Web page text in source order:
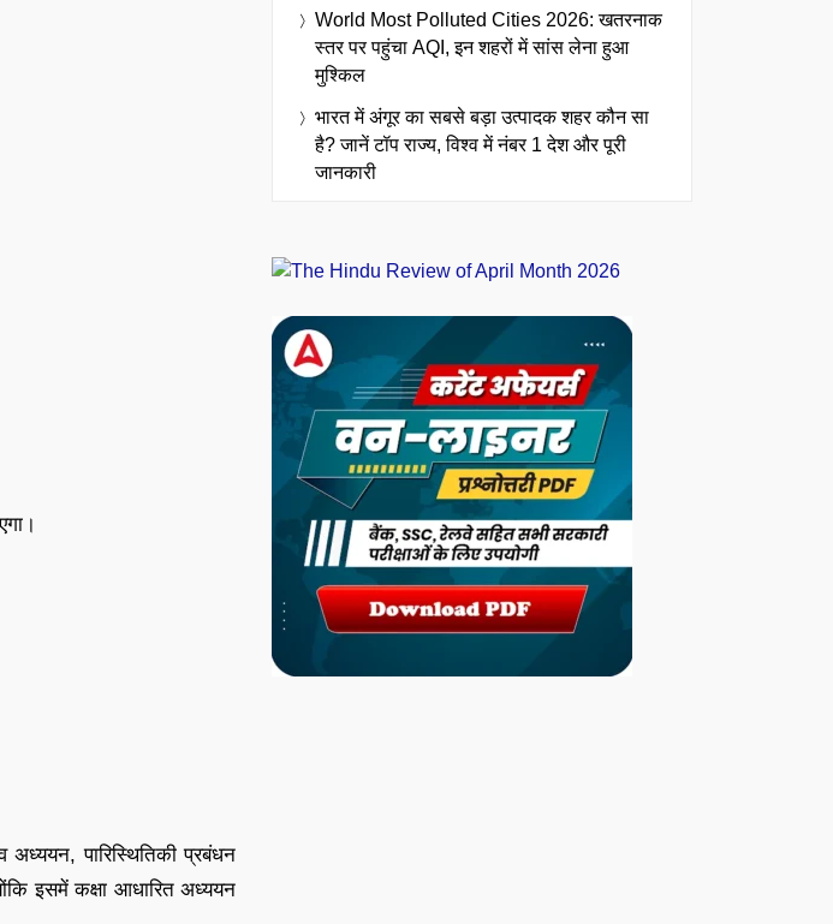
अध्ययन, पारिस्थितिकी प्रबंधन
इसमें कक्षा आधारित अध्ययन
World Most Polluted Cities 2026: खतरनाक
स्तर पर पहुंचा AQI, इन शहरों में सांस लेना हुआ
मुश्किल
भारत में अंगूर का सबसे बड़ा उत्पादक शहर कौन सा
है? जानें टॉप राज्य, विश्व में नंबर 1 देश और पूरी
जानकारी